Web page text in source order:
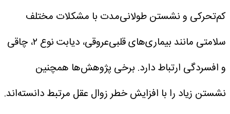
کم‌تحرکی و نشستن طولانی‌مدت با مشکلات مختلف
سلامتی مانند بیماری‌های قلبی‌عروقی، دیابت نوع ۲، چاقی
و افسردگی ارتباط دارد. برخی پژوهش‌ها همچنین
نشستن زیاد را با افزایش خطر زوال عقل مرتبط دانسته‌اند.